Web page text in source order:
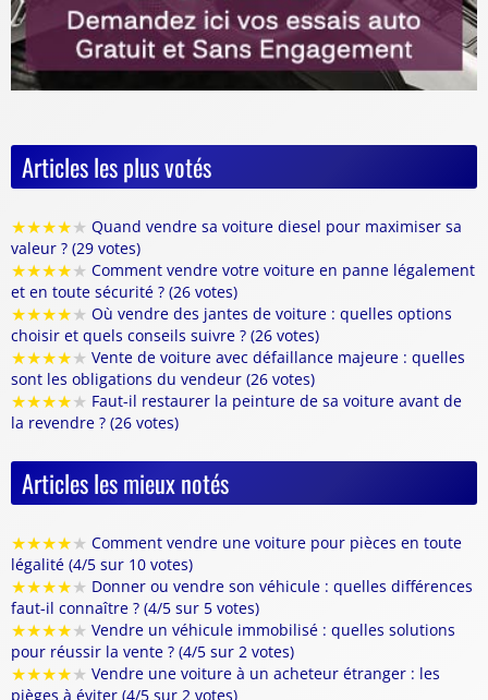
Articles les plus votés
★★★★★ Quand vendre sa voiture diesel pour maximiser sa
valeur ? (29 votes)
★★★★★ Comment vendre votre voiture en panne légalement
et en toute sécurité ? (26 votes)
★★★★★ Où vendre des jantes de voiture : quelles options
choisir et quels conseils suivre ? (26 votes)
★★★★★ Vente de voiture avec défaillance majeure : quelles
sont les obligations du vendeur (26 votes)
★★★★★ Faut-il restaurer la peinture de sa voiture avant de
la revendre ? (26 votes)
Articles les mieux notés
★★★★★ Comment vendre une voiture pour pièces en toute
légalité (4/5 sur 10 votes)
★★★★★ Donner ou vendre son véhicule : quelles différences
faut-il connaître ? (4/5 sur 5 votes)
★★★★★ Vendre un véhicule immobilisé : quelles solutions
pour réussir la vente ? (4/5 sur 2 votes)
★★★★★ Vendre une voiture à un acheteur étranger : les
pièges à éviter (4/5 sur 2 votes)